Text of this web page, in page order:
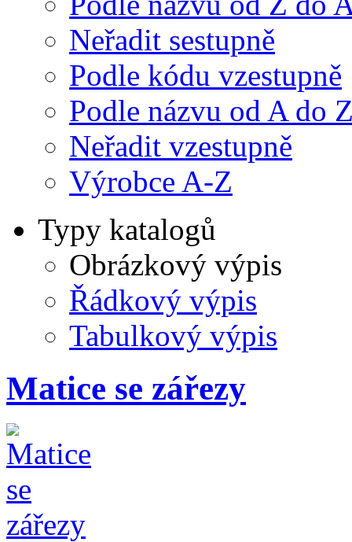
Neřadit sestupně
Podle kódu vzestupně
Podle názvu od A do
Neřadit vzestupně
Výrobce A-Z
Typy katalogů
Obrázkový výpis
Řádkový výpis
Tabulkový výpis
Matice se zářezy